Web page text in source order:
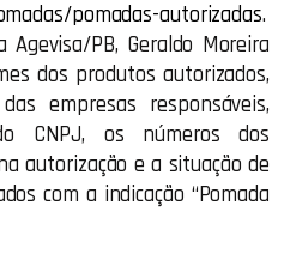
pomadas-autorizadas.
PB, Geraldo Moreira
dos produtos autorizados,
empresas responsáveis,
CNPJ, os números dos
autorização e a situação de
com a indicação “Pomada